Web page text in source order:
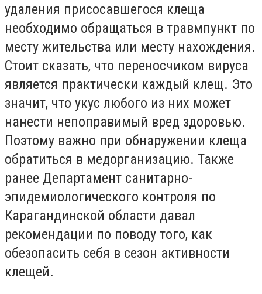
удаления присосавшегося клеща
необходимо обращаться в травмпункт по
месту жительства или месту нахождения.
Стоит сказать, что переносчиком вируса
является практически каждый клещ. Это
значит, что укус любого из них может
нанести непоправимый вред здоровью.
Поэтому важно при обнаружении клеща
обратиться в медорганизацию. Также
ранее Департамент санитарно-
эпидемиологического контроля по
Карагандинской области давал
рекомендации по поводу того, как
обезопасить себя в сезон активности
клещей.